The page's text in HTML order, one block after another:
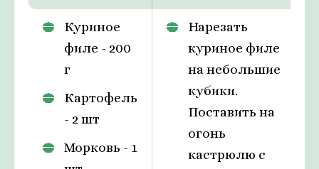
Куриное
филе - 200
г
Картофель
- 2 шт
Морковь - 1
Нарезать
куриное филе
на небольшие
кубики.
Поставить на
огонь
кастрюлю с